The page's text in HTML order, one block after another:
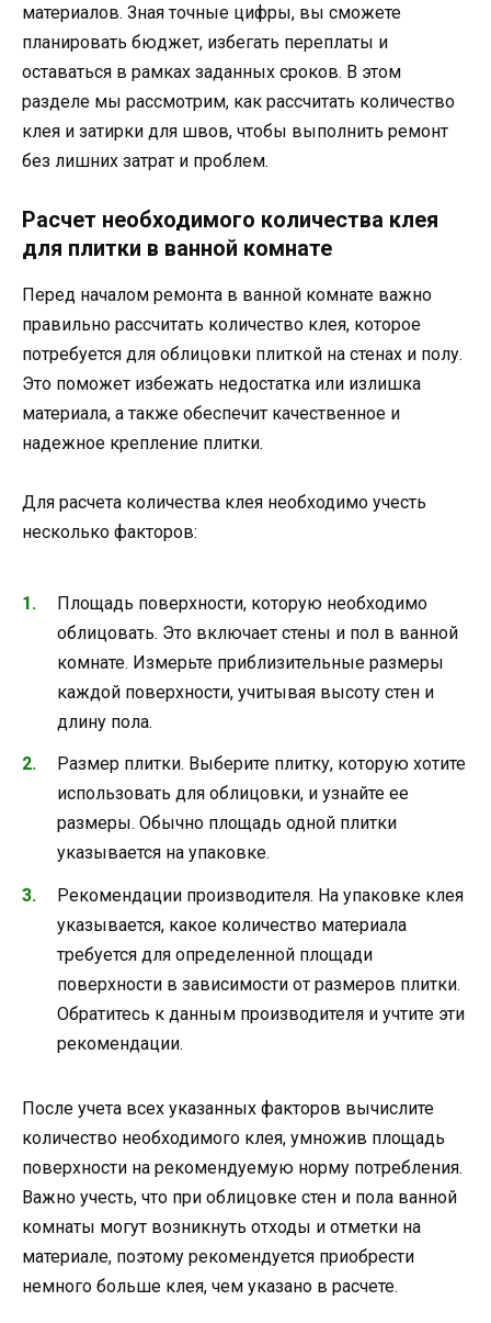
материалов. Зная точные цифры, вы сможете
планировать бюджет, избегать переплаты и
оставаться в рамках заданных сроков. В этом
разделе мы рассмотрим, как рассчитать количество
клея и затирки для швов, чтобы выполнить ремонт
без лишних затрат и проблем.
Расчет необходимого количества клея
для плитки в ванной комнате
Перед началом ремонта в ванной комнате важно
правильно рассчитать количество клея, которое
потребуется для облицовки плиткой на стенах и полу.
Это поможет избежать недостатка или излишка
материала, а также обеспечит качественное и
надежное крепление плитки.
Для расчета количества клея необходимо учесть
несколько факторов:
Площадь поверхности, которую необходимо
облицовать. Это включает стены и пол в ванной
комнате. Измерьте приблизительные размеры
каждой поверхности, учитывая высоту стен и
длину пола.
Размер плитки. Выберите плитку, которую хотите
использовать для облицовки, и узнайте ее
размеры. Обычно площадь одной плитки
указывается на упаковке.
Рекомендации производителя. На упаковке клея
указывается, какое количество материала
требуется для определенной площади
поверхности в зависимости от размеров плитки.
Обратитесь к данным производителя и учтите эти
рекомендации.
После учета всех указанных факторов вычислите
количество необходимого клея, умножив площадь
поверхности на рекомендуемую норму потребления.
Важно учесть, что при облицовке стен и пола ванной
комнаты могут возникнуть отходы и отметки на
материале, поэтому рекомендуется приобрести
немного больше клея, чем указано в расчете.